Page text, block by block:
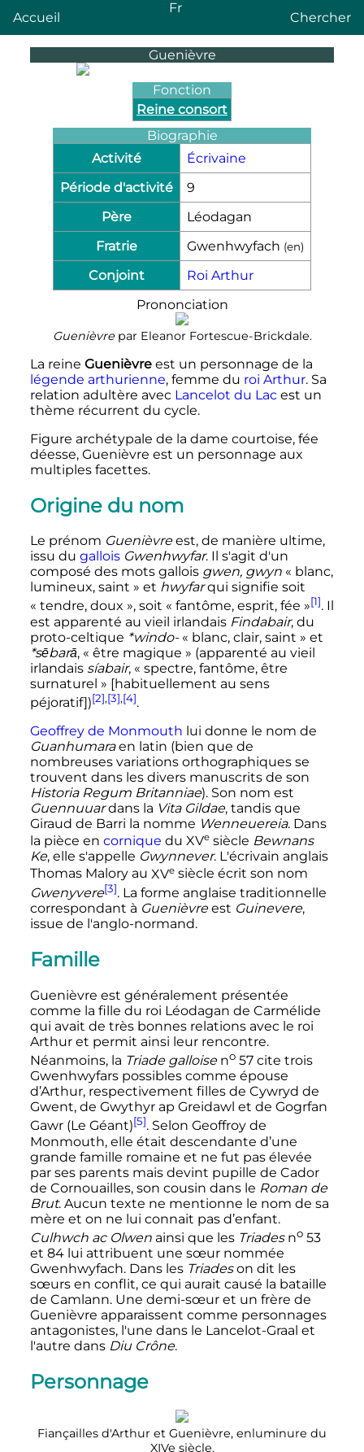
Accueil
Fr
Chercher
Guenièvre
Fonction
Reine consort
Biographie
Activité
Écrivaine
Période d'activité
9
Père
Léodagan
Fratrie
Gwenhwyfach (en)
Conjoint
Roi Arthur
Prononciation
Guenièvrepar Eleanor Fortescue-Brickdale.
La reine Guenièvreest un personnage de la
légende arthurienne, femme du roi Arthur. Sa
relation adultère avec Lancelot du Lacest un
thème récurrent du cycle.
Figure archétypale de la dame courtoise, fée
déesse, Guenièvre est un personnage aux
multiples facettes.
Origine du nom
Le prénom Guenièvreest, de manière ultime,
issu du gallois Gwenhwyfar. Il s'agit d'un
composé des mots gallois gwen, gwyn« blanc,
lumineux, saint » et hwyfarqui signifie soit
« tendre, doux », soit « fantôme, esprit, fée »[1]. Il
est apparenté au vieil irlandais Findabair, du
proto-celtique *windo-« blanc, clair, saint » et
*sēbarā, « être magique » (apparenté au vieil
irlandais síabair, « spectre, fantôme, être
surnaturel » [habituellement au sens
péjoratif])[2],[3],[4].
Geoffrey de Monmouth lui donne le nom de
Guanhumaraen latin (bien que de
nombreuses variations orthographiques se
trouvent dans les divers manuscrits de son
Historia Regum Britanniae). Son nom est
Guennuuardans la Vita Gildae, tandis que
Giraud de Barri la nomme Wenneuereia. Dans
la pièce en cornique du XVe siècle Bewnans
Ke, elle s'appelle Gwynnever. L'écrivain anglais
Thomas Malory au XVe siècle écrit son nom
Gwenyvere[3]. La forme anglaise traditionnelle
correspondant à Guenièvreest Guinevere,
issue de l'anglo-normand.
Famille
Guenièvre est généralement présentée
comme la fille du roi Léodagan de Carmélide
qui avait de très bonnes relations avec le roi
Arthur et permit ainsi leur rencontre.
Néanmoins, la Triade galloise no 57cite trois
Gwenhwyfars possibles comme épouse
d’Arthur, respectivement filles de Cywryd de
Gwent, de Gwythyr ap Greidawl et de Gogrfan
Gawr (Le Géant)[5]. Selon Geoffroy de
Monmouth, elle était descendante d’une
grande famille romaine et ne fut pas élevée
par ses parents mais devint pupille de Cador
de Cornouailles, son cousin dans le Roman de
Brut. Aucun texte ne mentionne le nom de sa
mère et on ne lui connait pas d’enfant.
Culhwch ac Olwenainsi que les Triades no 53
et 84 lui attribuent une sœur nommée
Gwenhwyfach. Dans les Triadeson dit les
sœurs en conflit, ce qui aurait causé la bataille
de Camlann. Une demi-sœur et un frère de
Guenièvre apparaissent comme personnages
antagonistes, l'une dans le Lancelot-Graal et
l'autre dans Diu Crône.
Personnage
Fiançailles d'Arthur et Guenièvre, enluminure du
XIVe siècle.